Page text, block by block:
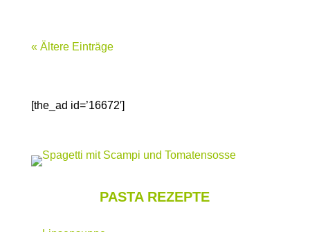
« Ältere Einträge
[the_ad id=’16672′]
PASTA REZEPTE